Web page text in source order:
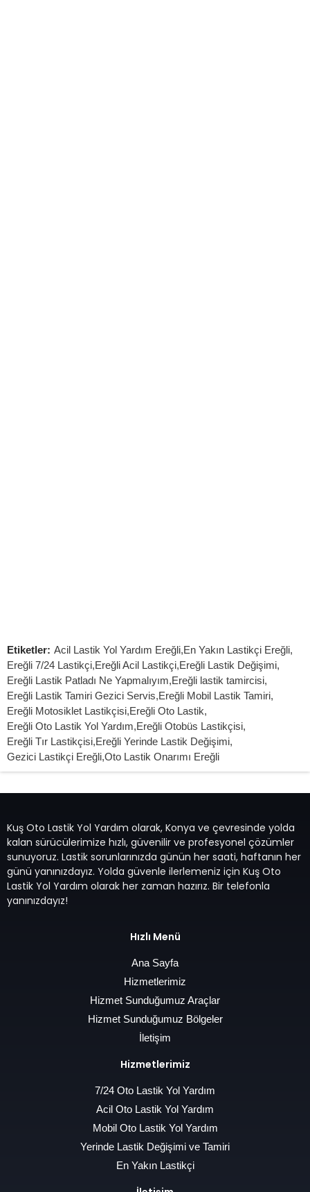
Etiketler: Acil Lastik Yol Yardım Ereğli,En Yakın Lastikçi Ereğli,
Ereğli 7/24 Lastikçi,Ereğli Acil Lastikçi,Ereğli Lastik Değişimi,
Ereğli Lastik Patladı Ne Yapmalıyım,Ereğli lastik tamircisi,
Ereğli Lastik Tamiri Gezici Servis,Ereğli Mobil Lastik Tamiri,
Ereğli Motosiklet Lastikçisi,Ereğli Oto Lastik,
Ereğli Oto Lastik Yol Yardım,Ereğli Otobüs Lastikçisi,
Ereğli Tır Lastikçisi,Ereğli Yerinde Lastik Değişimi,
Gezici Lastikçi Ereğli,Oto Lastik Onarımı Ereğli
Kuş Oto Lastik Yol Yardım olarak, Konya ve çevresinde yolda
kalan sürücülerimize hızlı, güvenilir ve profesyonel çözümler
sunuyoruz. Lastik sorunlarınızda günün her saati, haftanın her
günü yanınızdayız. Yolda güvenle ilerlemeniz için Kuş Oto
Lastik Yol Yardım olarak her zaman hazırız. Bir telefonla
yanınızdayız!
Hızlı Menü
Ana Sayfa
Hizmetlerimiz
Hizmet Sunduğumuz Araçlar
Hizmet Sunduğumuz Bölgeler
İletişim
Hizmetlerimiz
7/24 Oto Lastik Yol Yardım
Acil Oto Lastik Yol Yardım
Mobil Oto Lastik Yol Yardım
Yerinde Lastik Değişimi ve Tamiri
En Yakın Lastikçi